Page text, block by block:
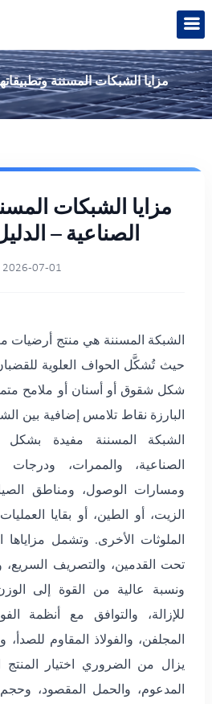
مزايا الشبكات المسننة
مزايا الشبكات
الصناعية –
2026-07-01
الشبكة المسننة هي منتج أرضيات
حيث تُشكَّل الحواف العلوية
شكل شقوق أو أسنان أو ملامح
البارزة نقاط تلامس إضافية بين
الشبكة المسننة مفيدة
الصناعية، والممرات، ودرجات
ومسارات الوصول، ومناطق
الزيت، أو الطين، أو بقايا
الملوثات الأخرى. وتشمل مزاياها
تحت القدمين، والتصريف السريع،
ونسبة عالية من القوة إلى الوزن،
للإزالة، والتوافق مع أنظمة
المجلفن، والفولاذ المقاوم للصدأ،
يزال من الضروري اختيار المنتج
المدعوم، والحمل المقصود،